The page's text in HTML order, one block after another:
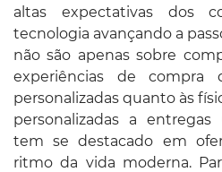
altas expectativas dos
tecnologia avançando a
não são apenas sobre
experiências de
personalizadas quanto às
personalizadas a entregas
tem se destacado em
ritmo da vida moderna.